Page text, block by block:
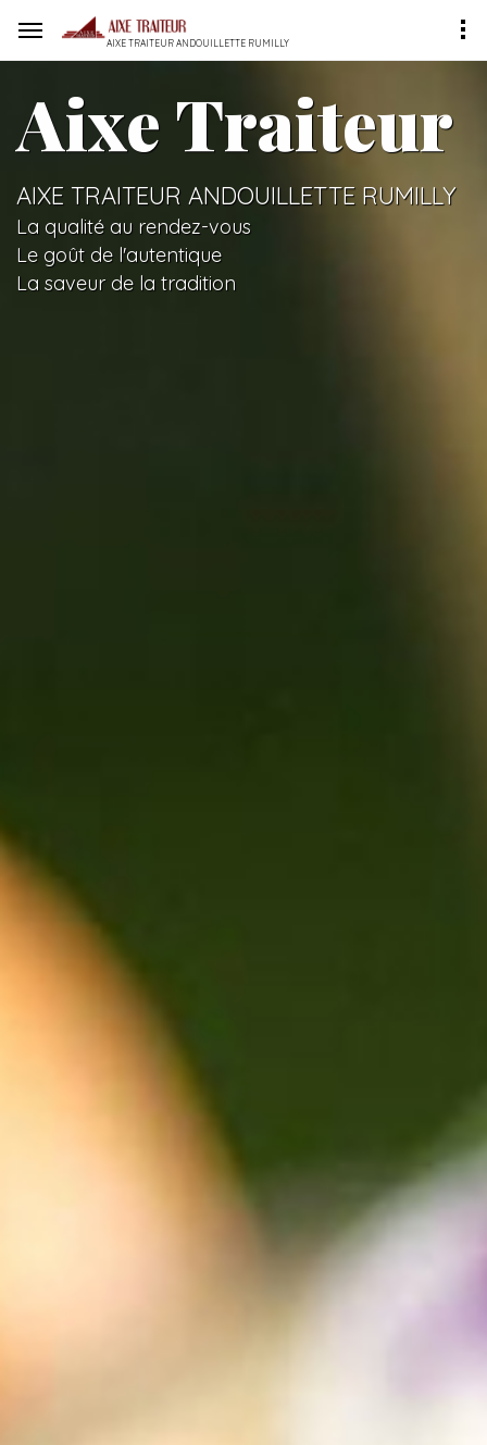
AIXE TRAITEUR ANDOUILLETTE RUMILLY
Aixe Traiteur
AIXE TRAITEUR ANDOUILLETTE RUMILLY
La qualité au rendez-vous
Le goût de l'autentique
La saveur de la tradition